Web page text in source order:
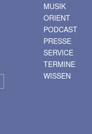
MUSIK
ORIENT
PODCAST
PRESSE
SERVICE
TERMINE
WISSEN